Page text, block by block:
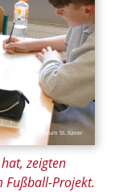
© Gymnasium St. Xaver
zeigten
Fußball-Projekt.